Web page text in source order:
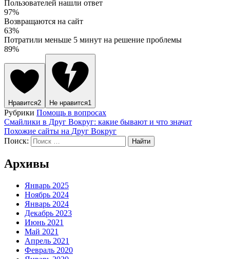
Пользователей нашли ответ
97%
Возвращаются на сайт
63%
Потратили меньше 5 минут на решение проблемы
89%
Нравится2 Не нравится1
Рубрики Помощь в вопросах
Смайлики в Друг Вокруг: какие бывают и что значат
Похожие сайты на Друг Вокруг
Поиск:
Архивы
Январь 2025
Ноябрь 2024
Январь 2024
Декабрь 2023
Июнь 2021
Май 2021
Апрель 2021
Февраль 2020